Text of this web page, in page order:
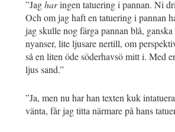
”Jagharingen tatuering i pannan. Ni
Och om jag haft en tatuering i pannan
jag skulle nog färga pannan blå,
nyanser, lite ljusare nertill, om
så en liten öde söderhavsö mitt i. Med
ljus sand.”
”Ja, men nu har han texten kuk
vänta, får jag titta närmare på hans